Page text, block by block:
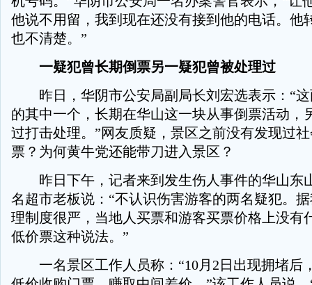
他说不用留，我到现在还没有接到他的电话。他
也不清楚。”
一疑犯曾长期倒票另一疑犯曾被处理过
昨日，华阴市公安局副局长刘宏选表示：“这
的其中一个，长期在华山这一块从事倒票活动，
过打击处理。”网友质疑，景区之前没有发现过
票？为何黄牛党还能带刀进入景区？
昨日下午，记者来到发生伤人事件的华山东
名超市老板说：“不认识伤害游客的两名疑犯。
理制度很严，当地人买票和游客买票价格上没有
低价票这种说法。”
一名景区工作人员称：“10月2日出现拥堵后